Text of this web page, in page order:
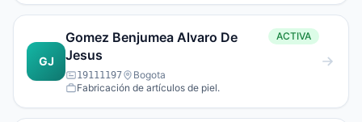
GJ
Gomez Benjumea Alvaro De
Jesus
ACTIVA
19111197
Bogota
Fabricación de artículos de piel.